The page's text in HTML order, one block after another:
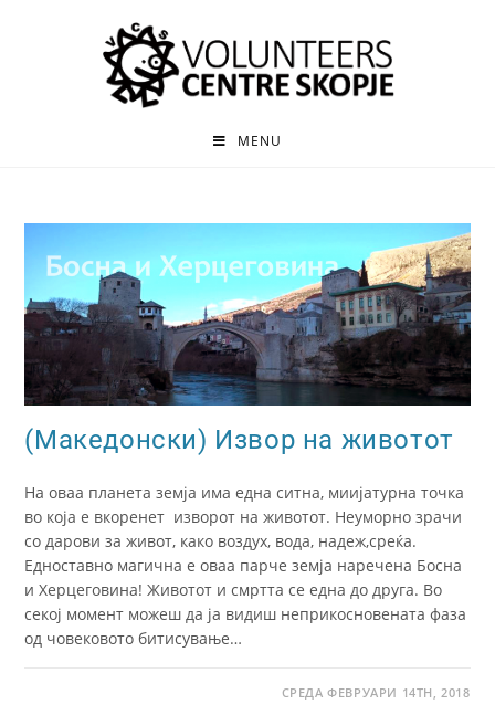
MENU
(Македонски) Извор на животот
На оваа планета земја има една ситна, миијатурна точка
во која е вкоренет изворот на животот. Неуморно зрачи
со дарови за живот, како воздух, вода, надеж,среќа.
Едноставно магична е оваа парче земја наречена Босна
и Херцеговина! Животот и смртта се една до друга. Во
секој момент можеш да ја видиш неприкосновената фаза
од човековото битисување…
СРЕДА ФЕВРУАРИ 14TH, 2018